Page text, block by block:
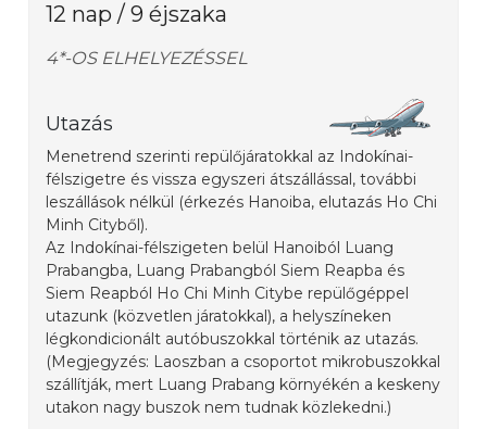
12 nap / 9 éjszaka
4*-OS ELHELYEZÉSSEL
Utazás
Menetrend szerinti repülőjáratokkal az Indokínai-
félszigetre és vissza egyszeri átszállással, további
leszállások nélkül (érkezés Hanoiba, elutazás Ho Chi
Minh Cityből).
Az Indokínai-félszigeten belül Hanoiból Luang
Prabangba, Luang Prabangból Siem Reapba és
Siem Reapból Ho Chi Minh Citybe repülőgéppel
utazunk (közvetlen járatokkal), a helyszíneken
légkondicionált autóbuszokkal történik az utazás.
(Megjegyzés: Laoszban a csoportot mikrobuszokkal
szállítják, mert Luang Prabang környékén a keskeny
utakon nagy buszok nem tudnak közlekedni.)